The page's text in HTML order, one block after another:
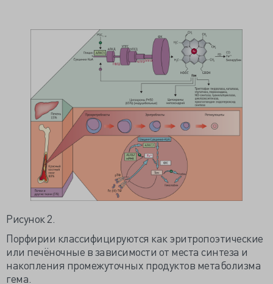
Рисунок 2.
Порфирии классифицируются как эритропоэтические
или печёночные в зависимости от места синтеза и
накопления промежуточных продуктов метаболизма
гема.